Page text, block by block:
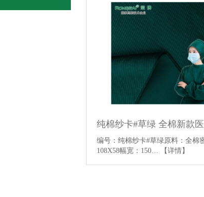
编号：纯棉纱卡#草绿原料：全棉密
108X58幅宽：150…
【详情】